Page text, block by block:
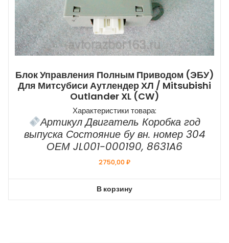
Блок Управления Полным Приводом (ЭБУ)
Для Митсубиси Аутлендер ХЛ / Mitsubishi
Outlander XL (CW)
Характеристики товара:
Артикул Двигатель Коробка год
выпуска Состояние бу вн. номер 304
ОЕМ JL001-000190, 8631A6
2750,00₽
В корзину